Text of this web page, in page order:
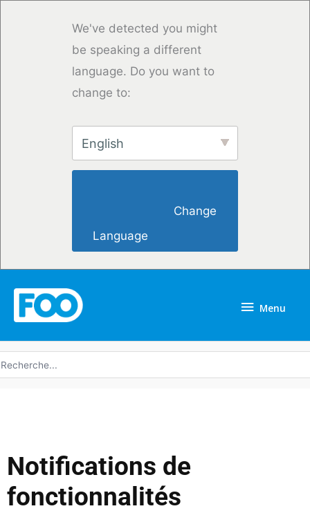
We've detected you might
be speaking a different
language. Do you want to
change to:
English
Language
Menu
Notifications de
fonctionnalités